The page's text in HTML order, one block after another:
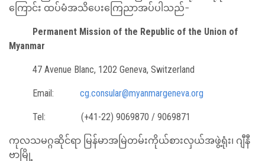
ကြောင်း ထပ်မံအသိပေးကြေညာအပ်ပါသည်−
Permanent Mission of the Republic of the Union of
Myanmar
47 Avenue Blanc, 1202 Geneva, Switzerland
Email: cg.consular@myanmargeneva.org
Tel: (+41-22) 9069870 / 9069871
ကုလသမဂ္ဂဆိုင်ရာ မြန်မာအမြဲတမ်းကိုယ်စားလှယ်အဖွဲ့ရုံး၊ ဂျီနီ
ဗာမြို့